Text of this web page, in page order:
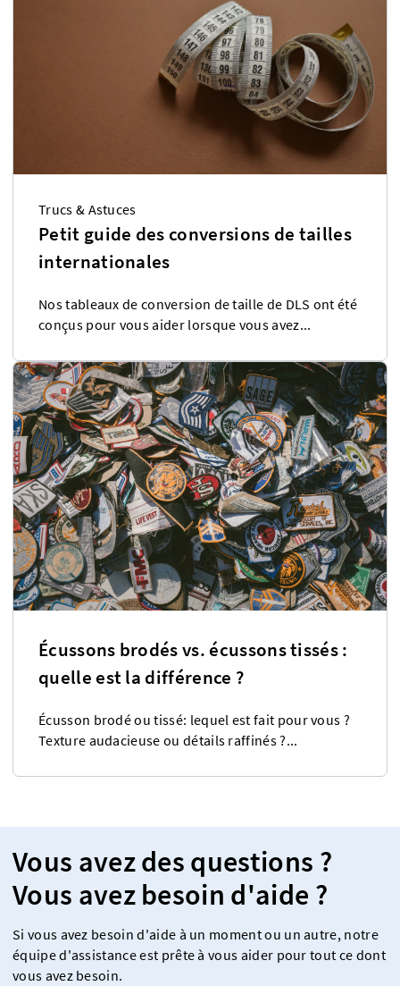
Trucs & Astuces
Petit guide des conversions de tailles
internationales
Nos tableaux de conversion de taille de DLS ont été
conçus pour vous aider lorsque vous avez...
Écussons brodés vs. écussons tissés :
quelle est la différence ?
Écusson brodé ou tissé: lequel est fait pour vous ?
Texture audacieuse ou détails raffinés ?...
Vous avez des questions ?
Vous avez besoin d'aide ?
Si vous avez besoin d'aide à un moment ou un autre, notre
équipe d'assistance est prête à vous aider pour tout ce dont
vous avez besoin.